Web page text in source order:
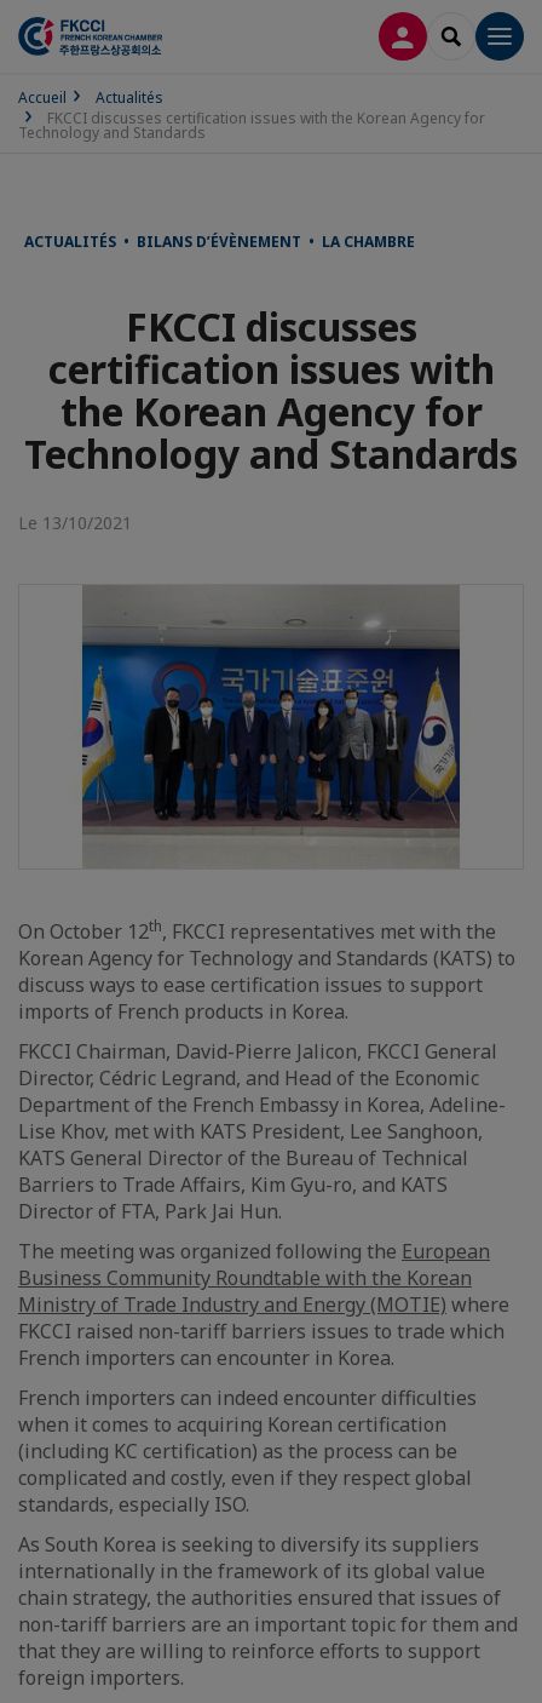
CONNEXION
Accueil
Actualités
FKCCI discusses certification issues with the Korean Agency for
Technology and Standards
ACTUALITÉS • BILANS D’ÉVÈNEMENT • LA CHAMBRE
FKCCI discusses
certification issues with
the Korean Agency for
Technology and Standards
Le 13/10/2021
On October 12th, FKCCI representatives met with the
Korean Agency for Technology and Standards (KATS) to
discuss ways to ease certification issues to support
imports of French products in Korea.
FKCCI Chairman, David-Pierre Jalicon, FKCCI General
Director, Cédric Legrand, and Head of the Economic
Department of the French Embassy in Korea, Adeline-
Lise Khov, met with KATS President, Lee Sanghoon,
KATS General Director of the Bureau of Technical
Barriers to Trade Affairs, Kim Gyu-ro, and KATS
Director of FTA, Park Jai Hun.
The meeting was organized following the European
Business Community Roundtable with the Korean
Ministry of Trade Industry and Energy (MOTIE) where
FKCCI raised non-tariff barriers issues to trade which
French importers can encounter in Korea.
French importers can indeed encounter difficulties
when it comes to acquiring Korean certification
(including KC certification) as the process can be
complicated and costly, even if they respect global
standards, especially ISO.
As South Korea is seeking to diversify its suppliers
internationally in the framework of its global value
chain strategy, the authorities ensured that issues of
non-tariff barriers are an important topic for them and
that they are willing to reinforce efforts to support
foreign importers.